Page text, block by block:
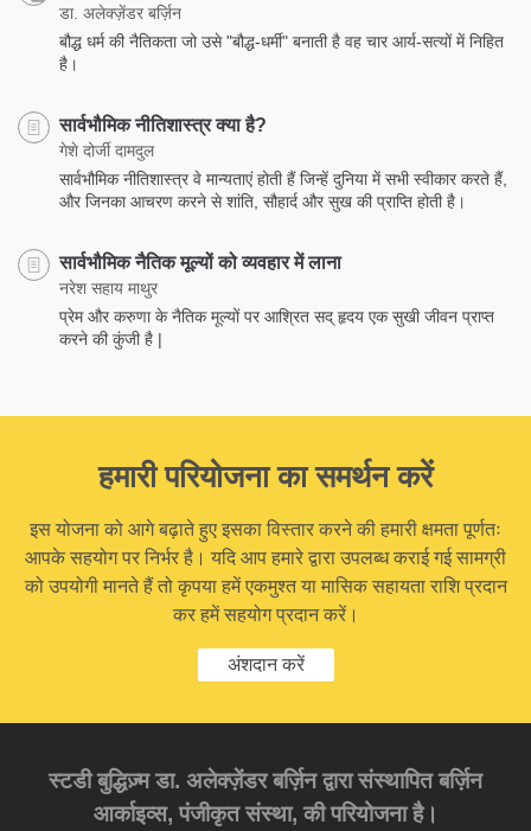
डा. अलेक्ज़ेंडर बर्ज़िन
बौद्ध धर्म की नैतिकता जो उसे "बौद्ध-धर्मी" बनाती है वह चार आर्य-सत्यों में निहित
है।
सार्वभौमिक नीतिशास्त्र क्या है?
गेशे दोर्जी दामदुल
सार्वभौमिक नीतिशास्त्र वे मान्यताएं होती हैं जिन्हें दुनिया में सभी स्वीकार करते हैं,
और जिनका आचरण करने से शांति, सौहार्द और सुख की प्राप्ति होती है।
सार्वभौमिक नैतिक मूल्यों को व्यवहार में लाना
नरेश सहाय माथुर
प्रेम और करुणा के नैतिक मूल्यों पर आश्रित सद् हृदय एक सुखी जीवन प्राप्त
करने की कुंजी है |
हमारी परियोजना का समर्थन करें
इस योजना को आगे बढ़ाते हुए इसका विस्तार करने की हमारी क्षमता पूर्णतः
आपके सहयोग पर निर्भर है। यदि आप हमारे द्वारा उपलब्ध कराई गई सामग्री
को उपयोगी मानते हैं तो कृपया हमें एकमुश्त या मासिक सहायता राशि प्रदान
कर हमें सहयोग प्रदान करें।
अंशदान करें
स्टडी बुद्धिज़्म डा. अलेक्ज़ेंडर बर्ज़िन द्वारा संस्थापित बर्ज़िन
आर्काइव्स, पंजीकृत संस्था, की परियोजना है।